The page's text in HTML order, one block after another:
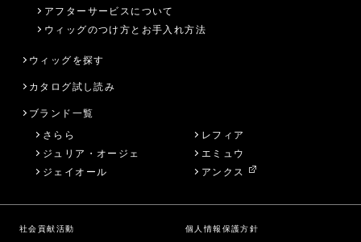
アフターサービスについて
ウィッグのつけ方とお手入れ方法
ウィッグを探す
カタログ試し読み
ブランド一覧
さらら
ジュリア・オージェ
ジェイオール
レフィア
エミュウ
アンクス
社会貢献活動 個人情報保護方針